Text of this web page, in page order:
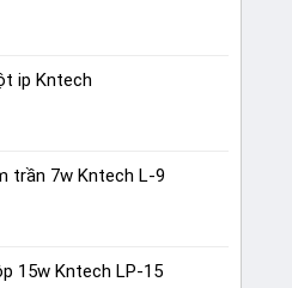
ip Kntech
trần 7w Kntech L-9
15w Kntech LP-15